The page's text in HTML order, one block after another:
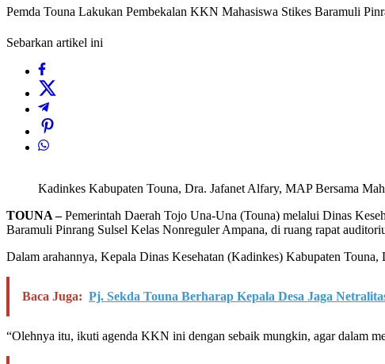
Pemda Touna Lakukan Pembekalan KKN Mahasiswa Stikes Baramuli
Sebarkan artikel ini
Kadinkes Kabupaten Touna, Dra. Jafanet Alfary, MAP Bersama
TOUNA –Pemerintah Daerah Tojo Una-Una (Touna) melalui Dinas
Baramuli Pinrang Sulsel Kelas Nonreguler Ampana, di ruang rapat
Dalam arahannya, Kepala Dinas Kesehatan (Kadinkes) Kabupaten
Baca Juga: Pj. Sekda Touna Berharap Kepala Desa Jaga
“Olehnya itu, ikuti agenda KKN ini dengan sebaik mungkin, agar dalam